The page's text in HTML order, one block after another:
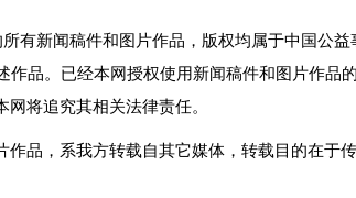
有新闻稿件和图片作品，版权均属于中国公益
品。已经本网授权使用新闻稿件和图片作品
将追究其相关法律责任。
品，系我方转载自其它媒体，转载目的在于